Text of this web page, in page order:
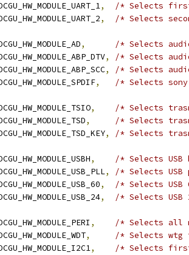
DCGU_HW_MODULE_UART_1
,
DCGU_HW_MODULE_UART_2
,
DCGU_HW_MODULE_AD
,
DCGU_HW_MODULE_ABP_DTV
,
DCGU_HW_MODULE_ABP_SCC
,
/* Selects
DCGU_HW_MODULE_SPDIF
,
DCGU_HW_MODULE_TSIO
,
/* Selects
DCGU_HW_MODULE_TSD
,
DCGU_HW_MODULE_TSD_KEY
,
DCGU_HW_MODULE_USBH
,
DCGU_HW_MODULE_USB_PLL
,
DCGU_HW_MODULE_USB_60
,
DCGU_HW_MODULE_USB_24
,
DCGU_HW_MODULE_PERI
,
/* Selects all
DCGU_HW_MODULE_WDT
,
/* Selects wtg
DCGU_HW_MODULE_I2C1
,
/* Selects